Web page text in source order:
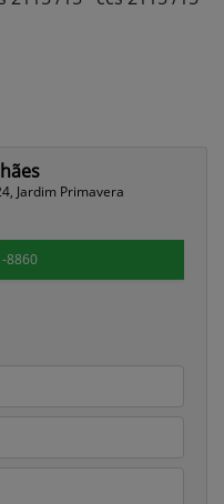
Jardim Primavera
8860